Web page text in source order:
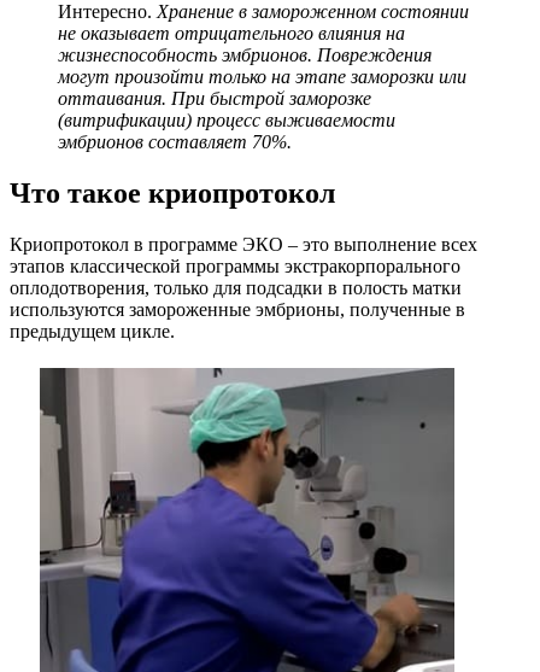
Интересно. Хранение в замороженном состоянии
не оказывает отрицательного влияния на
жизнеспособность эмбрионов. Повреждения
могут произойти только на этапе заморозки или
оттаивания. При быстрой заморозке
(витрификации) процесс выживаемости
эмбрионов составляет 70%.
Что такое криопротокол
Криопротокол в программе ЭКО – это выполнение всех
этапов классической программы экстракорпорального
оплодотворения, только для подсадки в полость матки
используются замороженные эмбрионы, полученные в
предыдущем цикле.